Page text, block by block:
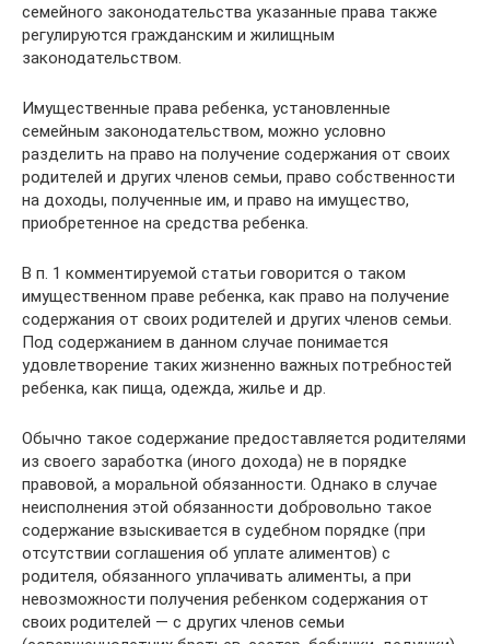
семейного законодательства указанные права также
регулируются гражданским и жилищным
законодательством.
Имущественные права ребенка, установленные
семейным законодательством, можно условно
разделить на право на получение содержания от своих
родителей и других членов семьи, право собственности
на доходы, полученные им, и право на имущество,
приобретенное на средства ребенка.
В п. 1 комментируемой статьи говорится о таком
имущественном праве ребенка, как право на получение
содержания от своих родителей и других членов семьи.
Под содержанием в данном случае понимается
удовлетворение таких жизненно важных потребностей
ребенка, как пища, одежда, жилье и др.
Обычно такое содержание предоставляется родителями
из своего заработка (иного дохода) не в порядке
правовой, а моральной обязанности. Однако в случае
неисполнения этой обязанности добровольно такое
содержание взыскивается в судебном порядке (при
отсутствии соглашения об уплате алиментов) с
родителя, обязанного уплачивать алименты, а при
невозможности получения ребенком содержания от
своих родителей — с других членов семьи